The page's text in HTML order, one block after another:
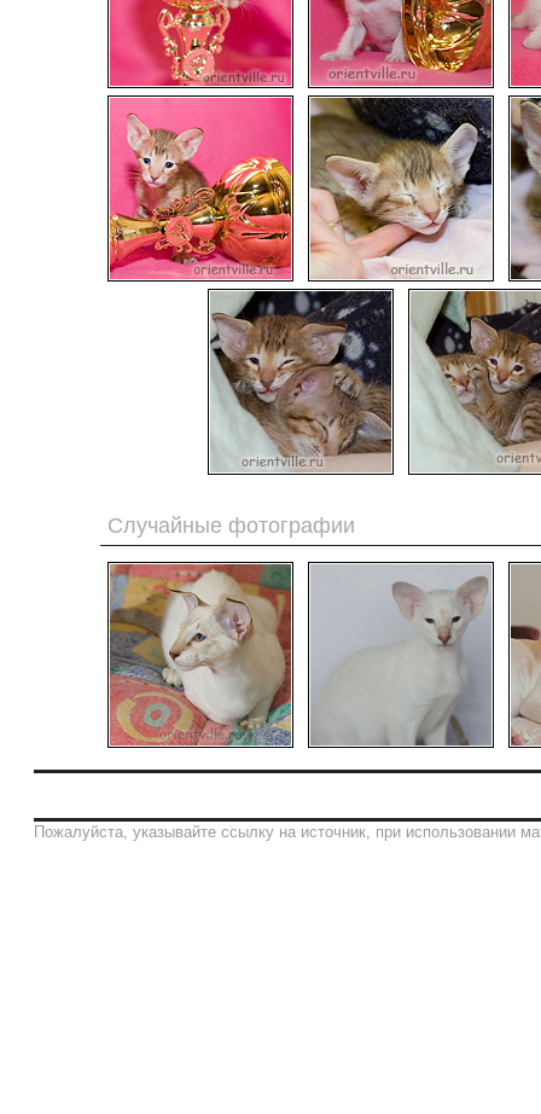
Случайные фотографии
Пожалуйста, указывайте ссылку на источник, при использовании